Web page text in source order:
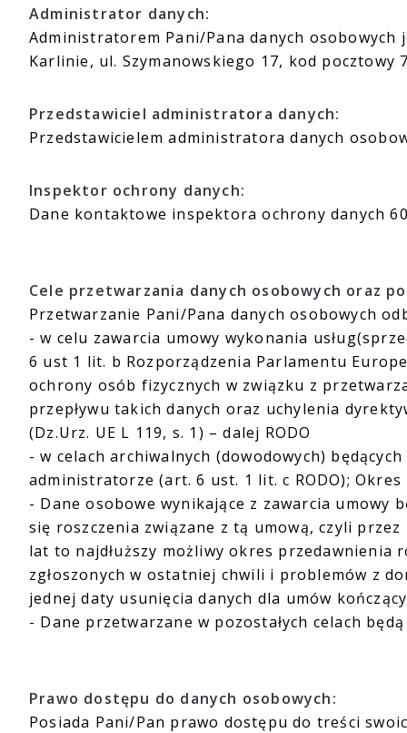
Administrator danych:
Administratorem Pani/Pana danych
Karlinie, ul. Szymanowskiego 17, kod pocztowy
Przedstawiciel administratora danych:
Przedstawicielem administratora danych
Inspektor ochrony danych:
Dane kontaktowe inspektora ochrony danych
Cele przetwarzania danych osobowych oraz
Przetwarzanie Pani/Pana danych osobowych
- w celu zawarcia umowy wykonania
6 ust 1 lit. b Rozporządzenia Parlamentu
ochrony osób fizycznych w związku z
przepływu takich danych oraz uchylenia
(Dz.Urz. UE L 119, s. 1) – dalej RODO
- w celach archiwalnych (dowodowych)
administratorze (art. 6 ust. 1 lit. c RODO);
- Dane osobowe wynikające z zawarcia
się roszczenia związane z tą umową, czyli
lat to najdłuższy możliwy okres przedawnienia
zgłoszonych w ostatniej chwili i problemów z
jednej daty usunięcia danych dla umów
- Dane przetwarzane w pozostałych celach
Prawo dostępu do danych osobowych:
Posiada Pani/Pan prawo dostępu do treści